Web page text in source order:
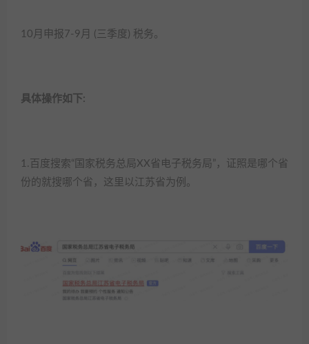
10月申报7-9月 (三季度) 税务。​
具体操作如下:​
1.百度搜索“国家税务总局XX省电子税务局”，证照是哪个省
份的就搜哪个省，这里以江苏省为例。